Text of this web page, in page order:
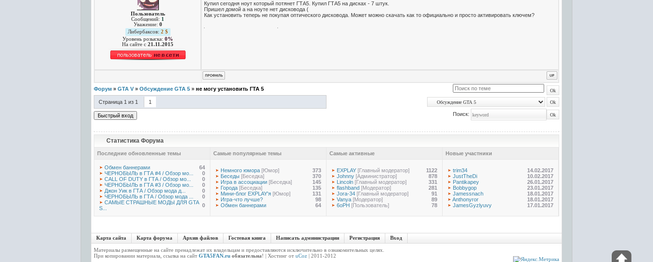
Пользователь
Сообщений: 1
Уважение: 0
Либербаксов: 2 $
Уровень розыска: 0%
На сайте c 21.11.2015
Купил сегодня ноут который потянет ГТА5. Купил ГТА5 на дисках - 7 штук.
Пришел домой а на ноуте нет дисковода (
Как установить теперь не покупая оптического дисковода. Может можно скачать как то официально и просто активировать ключем?
Форум » GTA V » Обсуждение GTA 5 » не могу установить ГТА 5
Страница 1 из 1 1
Поиск:
Статистика Форума
Последние обновленные темы Самые популярные темы Самые активные Новые участники
Обмен баннерами
64
ЧЕРНОБЫЛЬ в ГТА #4 / Обзор мо...
0
CALL OF DUTY в ГТА / Обзор мо...
0
ЧЕРНОБЫЛЬ в ГТА #3 / Обзор мо...
0
Джон Уик в ГТА / Обзор мода д...
0
ЧЕРНОБЫЛЬ в ГТА / Обзор мода ...
0
САМЫЕ СТРАШНЫЕ МОДЫ ДЛЯ GTA
S...
0
Немного юмора [Юмор]
373
Беседы [Беседка]
370
Игра в ассоциации [Беседка]
145
Города [Беседка]
135
Мини-блог EXPLAY'я [Юмор]
131
Игра-что лучше?
98
Обмен баннерами
64
EXPLAY [Главный модератор]
1122
Johnny [Администратор]
878
Lincoln [Главный модератор]
331
flashband [Модератор]
281
Jora-34 [Главный модератор]
91
Vanya [Модератор]
89
6oPH [Пользователь] 78
trim34
14.02.2017
JustTheDi
10.02.2017
Pantikapey
26.01.2017
Bobbygop
23.01.2017
Jamessnach
18.01.2017
Anthonyror
18.01.2017
JamesGyzlyuvy
17.01.2017
Карта сайта Карта форума Архив файлов Гостевая книга Написать администрации Регистрация Вход
Материалы размещенные на сайте пренадлежат их владельцам и предоставляются исключительно в ознакомительных целях.
При копировании материала, ссылка на сайт GTA5FAN.ru обязательна! | Хостинг от uCoz | 2011-2012